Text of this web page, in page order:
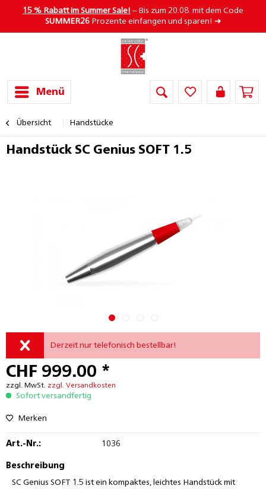
15 % Rabatt im Summer Sale! – Bis zum 20.08. mit dem Code
SUMMER26Prozente einfangen und sparen! ➜
Menü
Übersicht Handstücke
Handstück SC Genius SOFT 1.5
Derzeit nur telefonisch bestellbar!
CHF 999.00 *
zzgl. MwSt. zzgl. Versandkosten
Sofort versandfertig
Merken
Art.-Nr.: 1036
Beschreibung
SC Genius SOFT 1.5 ist ein kompaktes, leichtes Handstück mit